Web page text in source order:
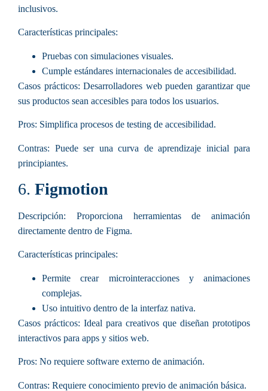
inclusivos.
Características principales:
Pruebas con simulaciones visuales.
Cumple estándares internacionales de accesibilidad.
Casos prácticos: Desarrolladores web pueden garantizar que
sus productos sean accesibles para todos los usuarios.
Pros: Simplifica procesos de testing de accesibilidad.
Contras: Puede ser una curva de aprendizaje inicial para
principiantes.
6. Figmotion
Descripción: Proporciona herramientas de animación
directamente dentro de Figma.
Características principales:
Permite crear microinteracciones y animaciones
complejas.
Uso intuitivo dentro de la interfaz nativa.
Casos prácticos: Ideal para creativos que diseñan prototipos
interactivos para apps y sitios web.
Pros: No requiere software externo de animación.
Contras: Requiere conocimiento previo de animación básica.